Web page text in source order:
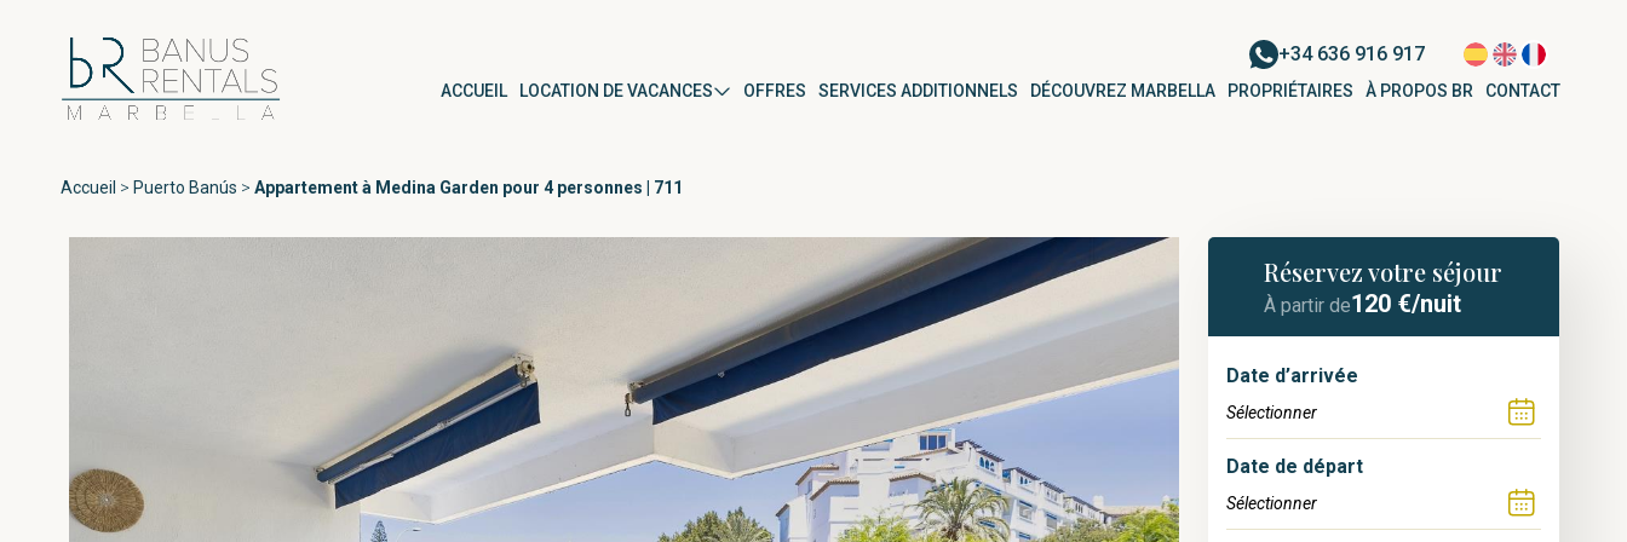
ACCUEIL LOCATION DE VACANCES
Zones Tous Puerto Banús
Medina Garden
Andalucía del Mar
Marina Banús
Playa Rocío
Jardines de Ventura del Mar
Par type de propriété
Appartement
Maison en bande
Studio
Villa
NUEVA ANDALUCÍA
Appartement pour 6 personnes à
La Ruleta | Nueva Andalucía
OFFRES SERVICES ADDITIONNELS DÉCOUVREZ MARBELLA PROPRIÉTAIRES À PROPOS BR CONTACT
+34 636 916 917
Accueil > Puerto Banús > Appartement à Medina Garden pour 4 personnes | 711
Réservez votre séjour
À partir de120 €/nuit
Date d’arrivée
Date de départ